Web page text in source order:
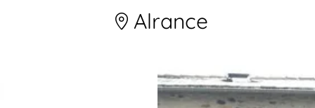
Alrance